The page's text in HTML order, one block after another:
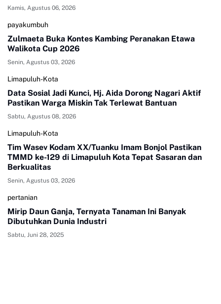
Kamis, Agustus 06, 2026
payakumbuh
Zulmaeta Buka Kontes Kambing Peranakan Etawa
Walikota Cup 2026
Senin, Agustus 03, 2026
Limapuluh-Kota
Data Sosial Jadi Kunci, Hj. Aida Dorong Nagari Aktif
Pastikan Warga Miskin Tak Terlewat Bantuan
Sabtu, Agustus 08, 2026
Limapuluh-Kota
Tim Wasev Kodam XX/Tuanku Imam Bonjol Pastikan
TMMD ke-129 di Limapuluh Kota Tepat Sasaran dan
Berkualitas
Senin, Agustus 03, 2026
pertanian
Mirip Daun Ganja, Ternyata Tanaman Ini Banyak
Dibutuhkan Dunia Industri
Sabtu, Juni 28, 2025